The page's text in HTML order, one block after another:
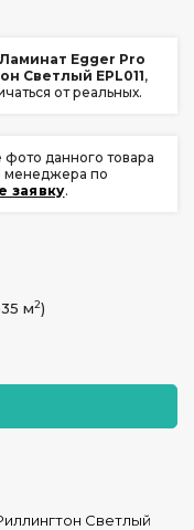
Ламинат Egger Pro
Светлый EPL011,
от реальных.
данного товара
менеджера по
заявку.
м2)
Светлый